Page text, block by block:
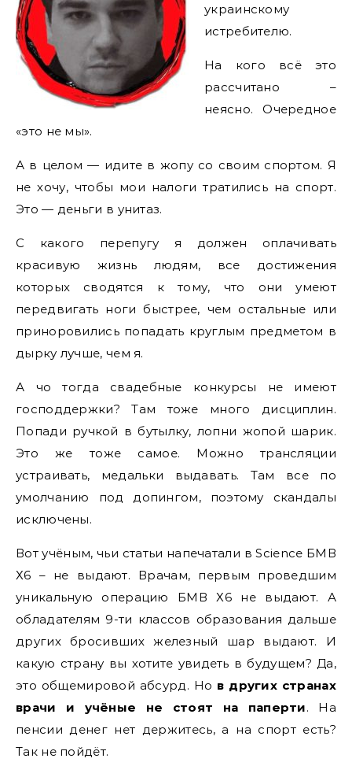
украинскому
истребителю.
На кого всё это
рассчитано –
неясно. Очередное
«это не мы».
А в целом — идите в жопу со своим спортом. Я
не хочу, чтобы мои налоги тратились на спорт.
Это — деньги в унитаз.
С какого перепугу я должен оплачивать
красивую жизнь людям, все достижения
которых сводятся к тому, что они умеют
передвигать ноги быстрее, чем остальные или
приноровились попадать круглым предметом в
дырку лучше, чем я.
А чо тогда свадебные конкурсы не имеют
господдержки? Там тоже много дисциплин.
Попади ручкой в бутылку, лопни жопой шарик.
Это же тоже самое. Можно трансляции
устраивать, медальки выдавать. Там все по
умолчанию под допингом, поэтому скандалы
исключены.
Вот учёным, чьи статьи напечатали в Science БМВ
Х6 – не выдают. Врачам, первым проведшим
уникальную операцию БМВ Х6 не выдают. А
обладателям 9-ти классов образования дальше
других бросивших железный шар выдают. И
какую страну вы хотите увидеть в будущем? Да,
это общемировой абсурд. Но в других странах
врачи и учёные не стоят на паперти. На
пенсии денег нет держитесь, а на спорт есть?
Так не пойдёт.